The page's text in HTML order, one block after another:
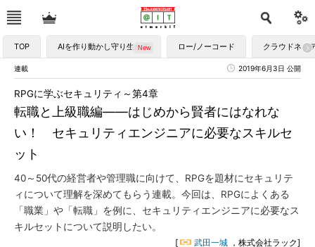
TOP AIを作り動かし守り生かす ロー/ノーコード クラウドネイ
連載 2019年6月3日 公開
転職と上級職編――はじめから賢者にはなれな
い！ セキュリティエンジニアに必要なスキルセ
ット
RPGに学ぶセキュリティ～第4章
40～50代の経営者や管理職に向けて、RPGを題材にセキュリテ
ィについて理解を深めてもらう連載。今回は、RPGによくある
「職業」や「転職」を例に、セキュリティエンジニアに必要なス
キルセットについて説明したい。
[ 武田一城 ，株式会社ラック]